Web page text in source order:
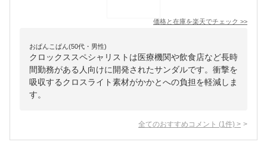
価格と在庫を楽天でチェック >>
おぱんこぱん(50代・男性)
クロックススペシャリストは医療機関や飲食店など長時
間勤務がある人向けに開発されたサンダルです。衝撃を
吸収するクロスライト素材がかかとへの負担を軽減しま
す。
全てのおすすめコメント (1 件) >